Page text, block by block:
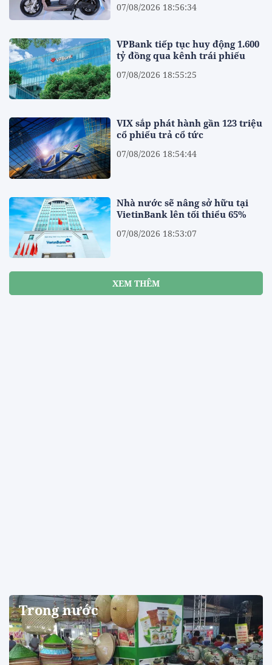
07/08/2026 18:56:34
VPBank tiếp tục huy động 1.600
tỷ đồng qua kênh trái phiếu
07/08/2026 18:55:25
VIX sắp phát hành gần 123 triệu
cổ phiếu trả cổ tức
07/08/2026 18:54:44
Nhà nước sẽ nâng sở hữu tại
VietinBank lên tối thiểu 65%
07/08/2026 18:53:07
XEM THÊM
Trong nước